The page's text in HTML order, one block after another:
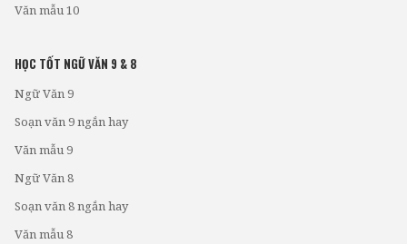
Văn mẫu 10
HỌC TỐT NGỮ VĂN 9 & 8
Ngữ Văn 9
Soạn văn 9 ngắn hay
Văn mẫu 9
Ngữ Văn 8
Soạn văn 8 ngắn hay
Văn mẫu 8